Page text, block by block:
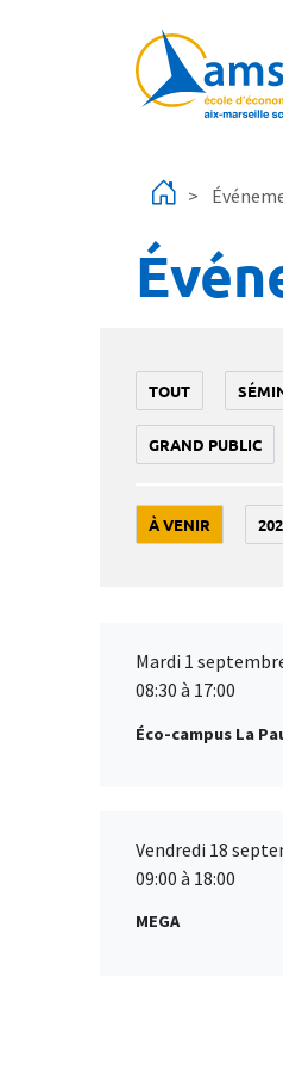
TOUT
GRAND PUBLIC
À VENIR
Mardi 1
08:30 à 17:00
Éco-campus La
Vendredi 18
09:00 à 18:00
MEGA